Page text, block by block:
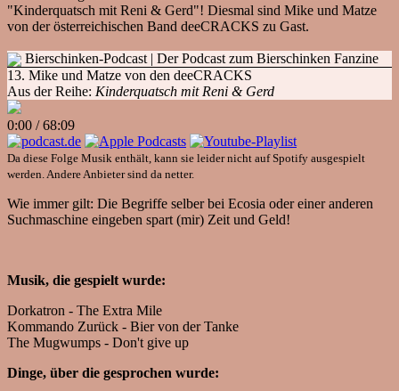
"Kinderquatsch mit Reni & Gerd"! Diesmal sind Mike und Matze
von der österreichischen Band deeCRACKS zu Gast.
Bierschinken-Podcast | Der Podcast zum Bierschinken Fanzine
13. Mike und Matze von den deeCRACKS
Aus der Reihe: Kinderquatsch mit Reni & Gerd
0:00 /68:09
Da diese Folge Musik enthält, kann sie leider nicht auf Spotify ausgespielt
werden. Andere Anbieter sind da netter.
Wie immer gilt: Die Begriffe selber bei Ecosia oder einer anderen
Suchmaschine eingeben spart (mir) Zeit und Geld!
Musik, die gespielt wurde:
Dorkatron - The Extra Mile
Kommando Zurück - Bier von der Tanke
The Mugwumps - Don't give up
Dinge, über die gesprochen wurde: